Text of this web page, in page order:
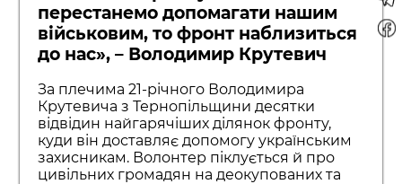
перестанемо допомагати нашим
військовим, то фронт наблизиться
до нас», – Володимир Крутевич
За плечима 21-річного Володимира
Крутевича з Тернопільщини десятки
відвідин найгарячіших ділянок фронту,
куди він доставляє допомогу українським
захисникам. Волонтер піклується й про
цивільних громадян на деокупованих та